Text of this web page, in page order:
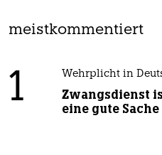
meistkommentiert
1 Wehrplicht in
Zwangsdienst
eine gute Sache